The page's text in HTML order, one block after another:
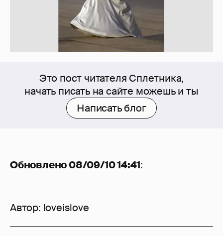
Это пост читателя Сплетника,
начать писать на сайте можешь и ты
Написать блог
Обновлено 08/09/10 14:41:
Автор: loveislove